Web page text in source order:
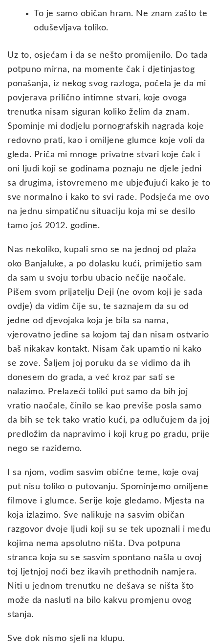
To je samo običan hram. Ne znam zašto te
oduševljava toliko.
Uz to, osjećam i da se nešto promijenilo. Do tada
potpuno mirna, na momente čak i djetinjastog
ponašanja, iz nekog svog razloga, počela je da mi
povjerava prilično intimne stvari, koje ovoga
trenutka nisam siguran koliko želim da znam.
Spominje mi dodjelu pornografskih nagrada koje
redovno prati, kao i omiljene glumce koje voli da
gleda. Priča mi mnoge privatne stvari koje čak i
oni ljudi koji se godinama poznaju ne djele jedni
sa drugima, istovremeno me ubjeđujući kako je to
sve normalno i kako to svi rade. Podsjeća me ovo
na jednu simpatičnu situaciju koja mi se desilo
tamo još 2012. godine.
Nas nekoliko, kupali smo se na jednoj od plaža
oko Banjaluke, a po dolasku kući, primijetio sam
da sam u svoju torbu ubacio nečije naočale.
Pišem svom prijatelju Deji (ne ovom koji je sada
ovdje) da vidim čije su, te saznajem da su od
jedne od djevojaka koja je bila sa nama,
vjerovatno jedine sa kojom taj dan nisam ostvario
baš nikakav kontakt. Nisam čak upamtio ni kako
se zove. Šaljem joj poruku da se vidimo da ih
donesem do grada, a već kroz par sati se
nalazimo. Prelazeći toliki put samo da bih joj
vratio naočale, činilo se kao previše posla samo
da bih se tek tako vratio kući, pa odlučujem da joj
predložim da napravimo i koji krug po gradu, prije
nego se raziđemo.
I sa njom, vodim sasvim obične teme, koje ovaj
put nisu toliko o putovanju. Spominjemo omiljene
filmove i glumce. Serije koje gledamo. Mjesta na
koja izlazimo. Sve nalikuje na sasvim običan
razgovor dvoje ljudi koji su se tek upoznali i među
kojima nema apsolutno ništa. Dva potpuna
stranca koja su se sasvim spontano našla u ovoj
toj ljetnjoj noći bez ikavih prethodnih namjera.
Niti u jednom trenutku ne dešava se ništa što
može da nasluti na bilo kakvu promjenu ovog
stanja.
Sve dok nismo sjeli na klupu.